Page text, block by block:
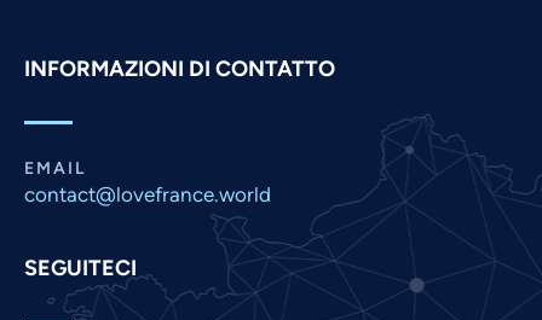
INFORMAZIONI DI CONTATTO
EMAIL
contact@lovefrance.world
SEGUITECI Khmer
Malay
Marathi
Nepali